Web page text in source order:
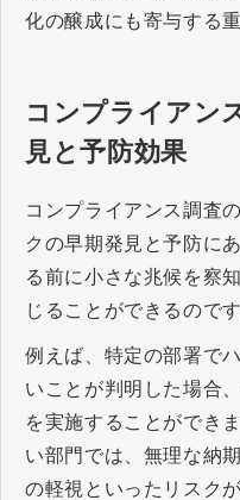
化の醸成にも寄与する
コンプライアン
見と予防効果
コンプライアンス調査
クの早期発見と予防に
る前に小さな兆候を察
じることができるのです
例えば、特定の部署で
いことが判明した場合
を実施することができ
い部門では、無理な納
の軽視といったリスク